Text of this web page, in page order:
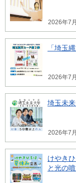
2026年7
「埼玉
2026年7
埼玉未
2026年7
けやき
と光の